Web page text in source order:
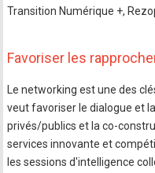
Transition Numérique +,
Favoriser les
Le networking est une des
veut favoriser le dialogue et
privés/publics et la co-
services innovante et
les sessions d'intelligence